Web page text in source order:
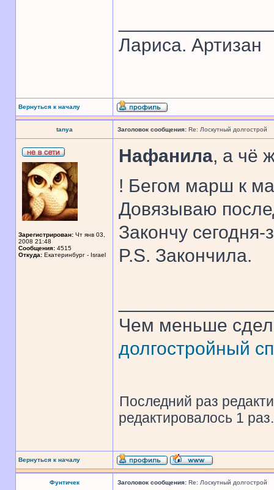
Лариса. Артизан
Вернуться к началу
tanya Заголовок сообщения: Re: Лоскутный долгострой
Зарегистрирован: Чт янв 03,
2008 21:48
Сообщения: 4515
Откуда: Екатеринбург - Israel
Нафанила, а чё
! Бегом марш к
Довязываю
Закончу сегодня-
P.S. Закончила.
Чем меньше
долгостройный
Последний раз
редактировалось 1 раз.
Вернуться к началу
Фунтичек Заголовок сообщения: Re: Лоскутный долгострой